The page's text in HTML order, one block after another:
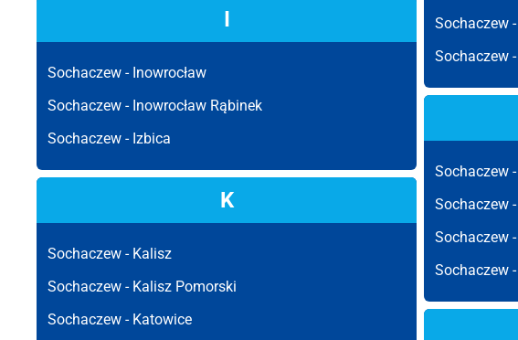
Sochaczew -
Sochaczew -
I
Sochaczew - Inowrocław
Sochaczew - Inowrocław Rąbinek
Sochaczew - Izbica
Sochaczew -
Sochaczew -
Sochaczew -
Sochaczew -
K
Sochaczew - Kalisz
Sochaczew - Kalisz Pomorski
Sochaczew - Katowice